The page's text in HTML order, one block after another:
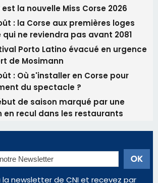
newsletter de CNI et recevez par
plus importantes et une sélection de